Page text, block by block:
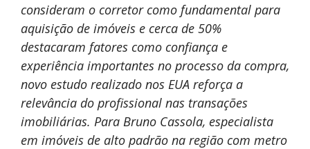
consideram o corretor como fundamental para
aquisição de imóveis e cerca de 50%
destacaram fatores como confiança e
experiência importantes no processo da compra,
novo estudo realizado nos EUA reforça a
relevância do profissional nas transações
imobiliárias. Para Bruno Cassola, especialista
em imóveis de alto padrão na região com metro